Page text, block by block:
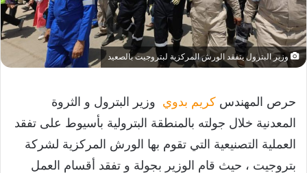
وزير البترول يتفقد الورش المركزية لبتروجيت بالصعيد
حرص المهندس كريم بدوي وزير البترول و الثروة
المعدنية خلال جولته بالمنطقة البترولية بأسيوط على تفقد
العملية التصنيعية التي تقوم بها الورش المركزية لشركة
بتروجيت ، حيث قام الوزير بجولة و تفقد أقسام العمل